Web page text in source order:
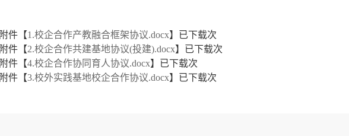
附件【1.校企合作产教融合框架协议.docx】已下载次
附件【2.校企合作共建基地协议(投建).docx】已下载次
附件【4.校企合作协同育人协议.docx】已下载次
附件【3.校外实践基地校企合作协议.docx】已下载次